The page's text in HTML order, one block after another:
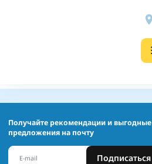
Получайте рекомендации и выгодные
предложения на почту
Подписаться